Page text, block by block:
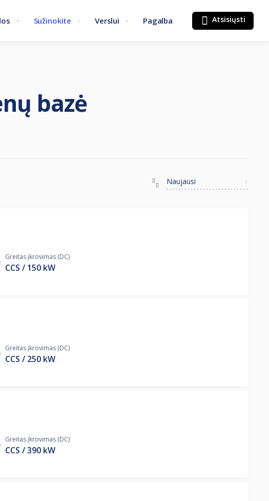
Sužinokite Verslui Pagalba Atsisiųsti
bazė
Naujausi
Greitas įkrovimas (DC)
CCS 150 kW
Greitas įkrovimas (DC)
CCS 250 kW
Greitas įkrovimas (DC)
CCS 390 kW